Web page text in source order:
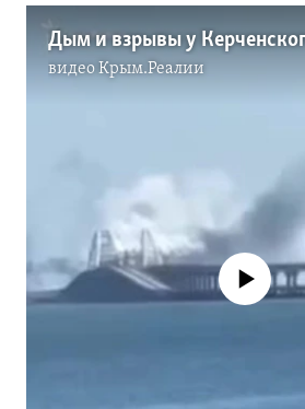
видеоКрым.Реалии
No media source